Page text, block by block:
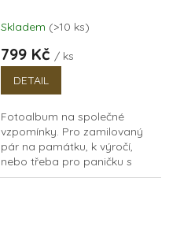
Skladem (>10 ks)
799 Kč / ks
DETAIL
Fotoalbum na společné
vzpomínky. Pro zamilovaný
pár na památku, k výročí,
nebo třeba pro paničku s
milovaným pejskem.